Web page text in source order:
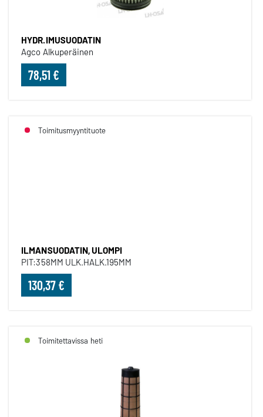
HYDR.IMUSUODATIN
Agco Alkuperäinen
78,51 €
Toimitusmyyntituote
ILMANSUODATIN, ULOMPI
PIT:358MM ULK.HALK.195MM
130,37 €
Toimitettavissa heti